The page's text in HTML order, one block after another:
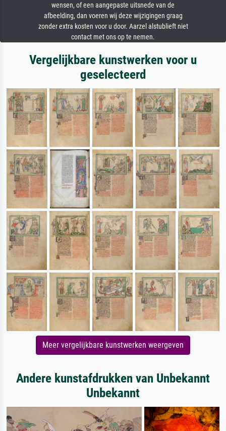
wensen, of een aangepaste uitsnede van de
afbeelding, dan voeren wij deze wijzigingen graag
zonder extra kosten voor u door. Aarzel alstublieft niet
contact met ons op te nemen.
Vergelijkbare kunstwerken voor u
geselecteerd
Meer vergelijkbare kunstwerken weergeven
Andere kunstafdrukken van Unbekannt
Unbekannt